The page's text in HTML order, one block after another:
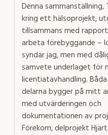
Denna sammanställning,
kring ett hälsoprojekt,
tillsammans med
arbeta förebyggande –
syndar jag, men med
samvete underlaget för
licentiatavhandling. Båda
delarna bygger på mitt
med utvärderingen och
dokumentationen av
Förekom, delprojekt